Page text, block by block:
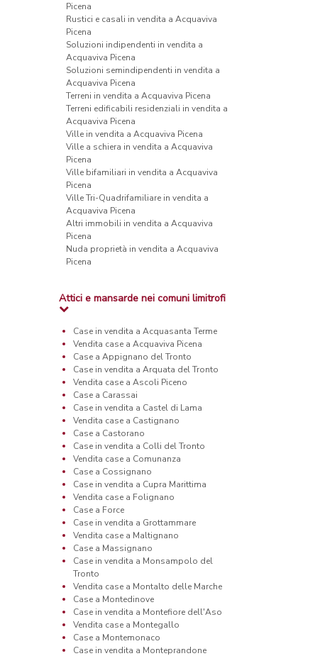
Picena
Rustici e casali in vendita a Acquaviva
Picena
Soluzioni indipendenti in vendita a
Acquaviva Picena
Soluzioni semindipendenti in vendita a
Acquaviva Picena
Terreni in vendita a Acquaviva Picena
Terreni edificabili residenziali in vendita a
Acquaviva Picena
Ville in vendita a Acquaviva Picena
Ville a schiera in vendita a Acquaviva
Picena
Ville bifamiliari in vendita a Acquaviva
Picena
Ville Tri-Quadrifamiliare in vendita a
Acquaviva Picena
Altri immobili in vendita a Acquaviva
Picena
Nuda proprietà in vendita a Acquaviva
Picena
Attici e mansarde nei comuni limitrofi
Case in vendita a Acquasanta Terme
Vendita case a Acquaviva Picena
Case a Appignano del Tronto
Case in vendita a Arquata del Tronto
Vendita case a Ascoli Piceno
Case a Carassai
Case in vendita a Castel di Lama
Vendita case a Castignano
Case a Castorano
Case in vendita a Colli del Tronto
Vendita case a Comunanza
Case a Cossignano
Case in vendita a Cupra Marittima
Vendita case a Folignano
Case a Force
Case in vendita a Grottammare
Vendita case a Maltignano
Case a Massignano
Case in vendita a Monsampolo del
Tronto
Vendita case a Montalto delle Marche
Case a Montedinove
Case in vendita a Montefiore dell'Aso
Vendita case a Montegallo
Case a Montemonaco
Case in vendita a Monteprandone